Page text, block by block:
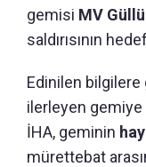
gemisi MV
saldırısının
Edinilen bilgilere
ilerleyen gemiye
İHA, geminin
mürettebat